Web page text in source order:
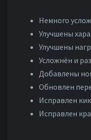
Немного
Улучшены
Улучшены
Усложнён и
Добавлены
Обновлен
Исправлен
Исправлен